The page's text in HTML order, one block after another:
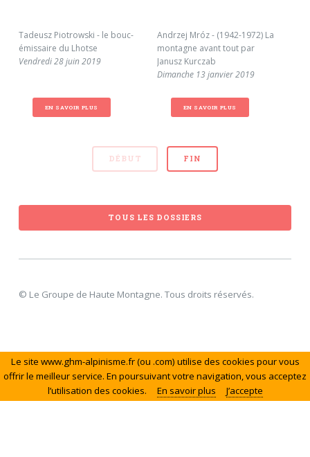
Tadeusz Piotrowski - le bouc-
émissaire du Lhotse
Vendredi 28 juin 2019
EN SAVOIR PLUS
Andrzej Mróz - (1942-1972) La
montagne avant tout par
Janusz Kurczab
Dimanche 13 janvier 2019
EN SAVOIR PLUS
DÉBUT FIN
TOUS LES DOSSIERS
© Le Groupe de Haute Montagne. Tous droits réservés.
Le site www.ghm-alpinisme.fr (ou .com) utilise des cookies pour vous
offrir le meilleur service. En poursuivant votre navigation, vous acceptez
l’utilisation des cookies.
En savoir plus J’accepte